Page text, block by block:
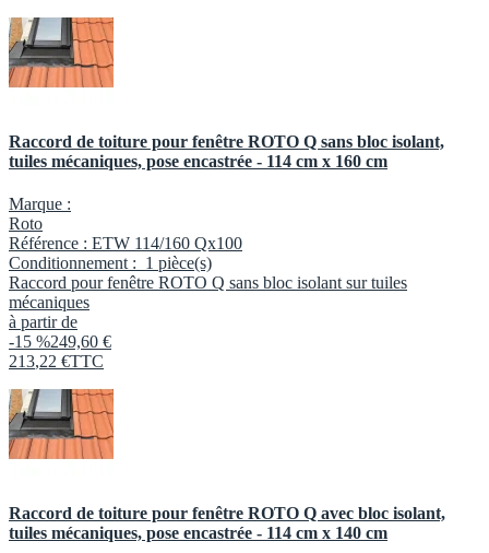
Raccord de toiture pour fenêtre ROTO Q sans bloc isolant,
tuiles mécaniques, pose encastrée - 114 cm x 160 cm
Marque :
Roto
Référence : ETW 114/160 Qx100
Conditionnement : 1 pièce(s)
Raccord pour fenêtre ROTO Q sans bloc isolant sur tuiles
mécaniques
à partir de
-15 %249,60 €
213,22 €TTC
Raccord de toiture pour fenêtre ROTO Q avec bloc isolant,
tuiles mécaniques, pose encastrée - 114 cm x 140 cm